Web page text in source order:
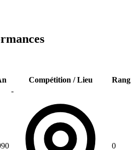
Compétition / Lieu Rang
-
0